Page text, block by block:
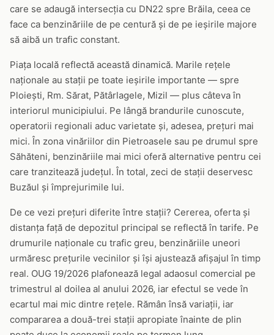
care se adaugă intersecția cu DN22 spre Brăila, ceea ce
face ca benzinăriile de pe centură și de pe ieșirile majore
să aibă un trafic constant.
Piața locală reflectă această dinamică. Marile rețele
naționale au stații pe toate ieșirile importante — spre
Ploiești, Rm. Sărat, Pătârlagele, Mizil — plus câteva în
interiorul municipiului. Pe lângă brandurile cunoscute,
operatorii regionali aduc varietate și, adesea, prețuri mai
mici. În zona vinăriilor din Pietroasele sau pe drumul spre
Săhăteni, benzinăriile mai mici oferă alternative pentru cei
care tranzitează județul. În total, zeci de stații deservesc
Buzăul și împrejurimile lui.
De ce vezi prețuri diferite între stații? Cererea, oferta și
distanța față de depozitul principal se reflectă în tarife. Pe
drumurile naționale cu trafic greu, benzinăriile uneori
urmăresc prețurile vecinilor și își ajustează afișajul în timp
real. OUG 19/2026 plafonează legal adaosul comercial pe
trimestrul al doilea al anului 2026, iar efectul se vede în
ecartul mai mic dintre rețele. Rămân însă variații, iar
compararea a două-trei stații apropiate înainte de plin